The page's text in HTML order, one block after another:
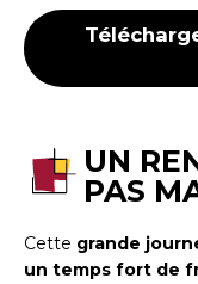
UN
PAS
Cette grande
un temps fort de